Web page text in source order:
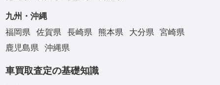
九州・沖縄
福岡県
佐賀県 長崎県 熊本県 大分県
宮崎県
鹿児島県
沖縄県
車買取査定の基礎知識